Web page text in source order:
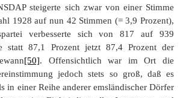
steigerte sich zwar von einer Stimme
1928 auf nun 42 Stimmen (= 3,9 Prozent),
verbesserte sich von 817 auf 939
statt 87,1 Prozent jetzt 87,4 Prozent der
[50]. Offensichtlich war im Ort die
jedoch stets so groß, daß es
in einer Reihe anderer emsländischer Dörfer